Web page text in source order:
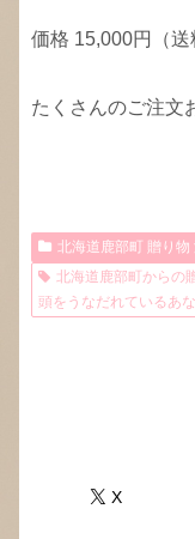
価格 15,000円（送
たくさんのご注文
北海道鹿部町 贈り物
北海道鹿部町からの
頭をうなだれているあ
X